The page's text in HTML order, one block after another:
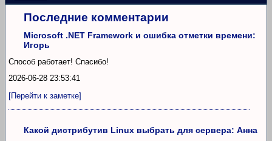
Последние комментарии
Microsoft .NET Framework и ошибка отметки времени:
Игорь
Способ работает! Спасибо!
2026-06-28 23:53:41
[Перейти к заметке]
Какой дистрибутив Linux выбрать для сервера: Анна